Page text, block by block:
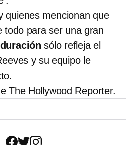
quienes mencionan que
todo para ser una gran
duraciónsólo refleja el
y su equipo le
The Hollywood Reporter.